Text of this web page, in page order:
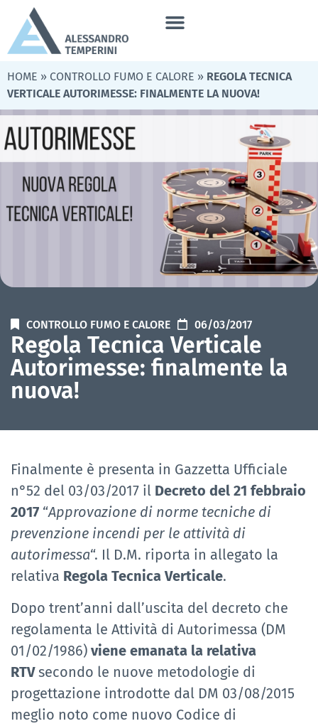
HOME » CONTROLLO FUMO E CALORE » REGOLA TECNICA
VERTICALE AUTORIMESSE: FINALMENTE LA NUOVA!
CONTROLLO FUMO E CALORE 06/03/2017
Regola Tecnica Verticale
Autorimesse: finalmente la
nuova!
Finalmente è presenta in Gazzetta Ufficiale
n°52 del 03/03/2017 il Decreto del 21 febbraio
2017 “Approvazione di norme tecniche di
prevenzione incendi per le attività di
autorimessa“. Il D.M. riporta in allegato la
relativa Regola Tecnica Verticale.
Dopo trent’anni dall’uscita del decreto che
regolamenta le Attività di Autorimessa (DM
01/02/1986) viene emanata la relativa
RTVsecondo le nuove metodologie di
progettazione introdotte dal DM 03/08/2015
meglio noto come nuovo Codice di